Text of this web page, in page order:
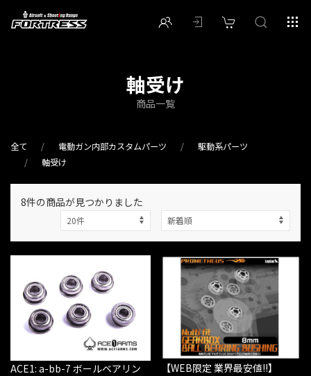
軸受け
商品一覧
全て 電動ガン内部カスタムパーツ
駆動系パーツ
軸受け
8件の商品が見つかりました
ACE1: a-bb-7 ボールベアリン
【WEB限定 業界最安値!!】